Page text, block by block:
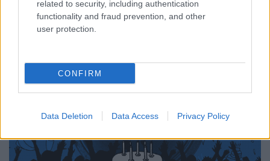
related to security, including authentication
functionality and fraud prevention, and other
user protection.
CONFIRM
Data Deletion Data Access Privacy Policy
Lángoló•2018. április 18.